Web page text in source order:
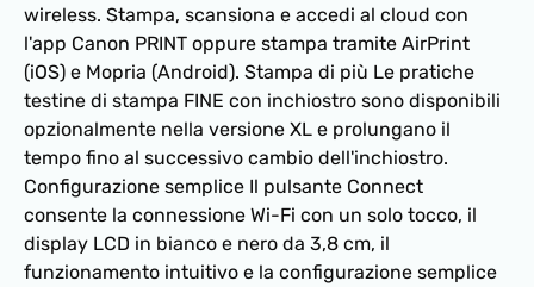
wireless. Stampa, scansiona e accedi al cloud con
l'app Canon PRINT oppure stampa tramite AirPrint
(iOS) e Mopria (Android). Stampa di più Le pratiche
testine di stampa FINE con inchiostro sono disponibili
opzionalmente nella versione XL e prolungano il
tempo fino al successivo cambio dell'inchiostro.
Configurazione semplice Il pulsante Connect
consente la connessione Wi-Fi con un solo tocco, il
display LCD in bianco e nero da 3,8 cm, il
funzionamento intuitivo e la configurazione semplice